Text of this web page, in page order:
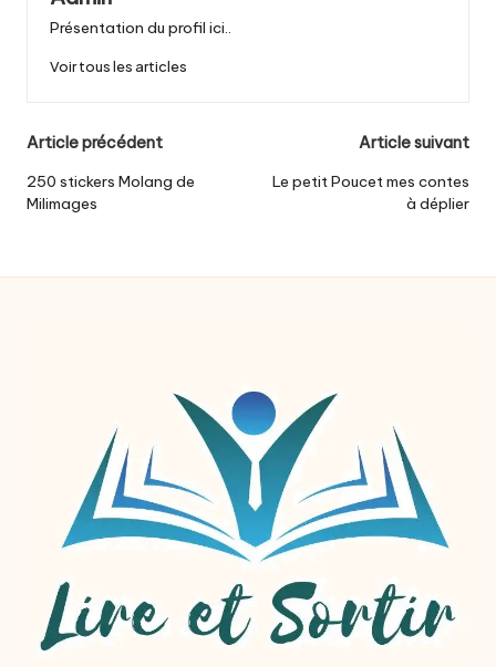
Présentation du profil ici..
Voir tous les articles
Post
navigation
Article précédent
250 stickers Molang de
Milimages
Article suivant
Le petit Poucet mes contes
à déplier